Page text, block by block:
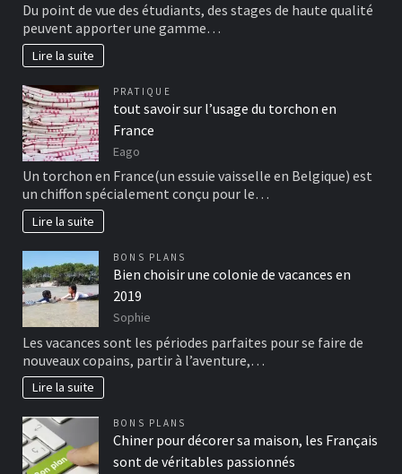
Du point de vue des étudiants, des stages de haute qualité
peuvent apporter une gamme…
Lire la suite
PRATIQUE
tout savoir sur l’usage du torchon en
France
Eago
Un torchon en France(un essuie vaisselle en Belgique) est
un chiffon spécialement conçu pour le…
Lire la suite
BONS PLANS
Bien choisir une colonie de vacances en
2019
Sophie
Les vacances sont les périodes parfaites pour se faire de
nouveaux copains, partir à l’aventure,…
Lire la suite
BONS PLANS
Chiner pour décorer sa maison, les Français
sont de véritables passionnés